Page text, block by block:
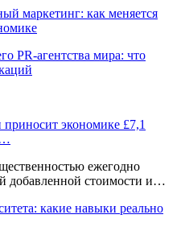
маркетинг: как меняется
PR-агентства мира: что
экономике £7,1
ежегодно
добавленной стоимости и…
какие навыки реально